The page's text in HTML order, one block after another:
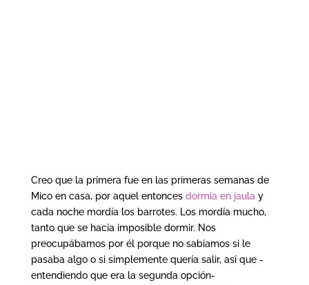
Creo que la primera fue en las primeras semanas de
Mico en casa, por aquel entonces dormía en jaula y
cada noche mordía los barrotes. Los mordía mucho,
tanto que se hacía imposible dormir. Nos
preocupábamos por él porque no sabíamos si le
pasaba algo o si simplemente quería salir, así que -
entendiendo que era la segunda opción-